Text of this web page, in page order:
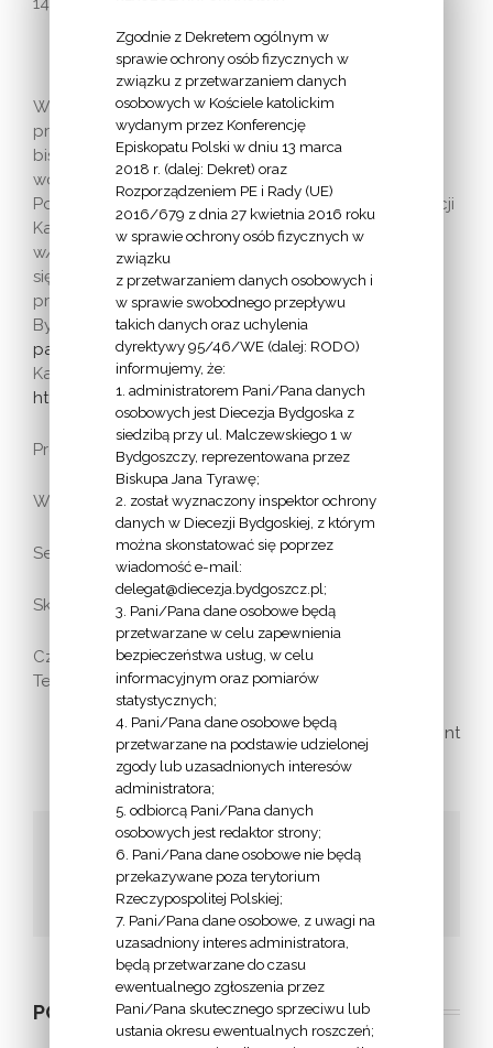
W powyższych POAK Asystentami są księża
proboszczowie mianowani dekretami przez księdza
biskupa. Większość w/w Oddziałów działała już
wcześniej w ramach archidiecezji anieźnieńskiej.
Powoływanie nowych Oddziałów reguluje Statut Akcji
Katolickiej Diecezji Bydgoskiej. Pomocą mogą służyć
w/w POAK, jednak koniecznym jest skontaktowanie
się z księdzem asystentem Krzysztofem Panasiukiem,
proboszczem parafii pw. NMP z Góry Karmel w
Bydgoszczy, np. poprzez pocztę elektroniczną:
panasiuk@wa.onet.pl. Obszerne informacje o Akcji
Katolickiej w Polsce można znaleźć na stronie:
http://www.ak.org.pl
Prezes: Beata Marks
Wiceprezes: Danuta Siewkowska
Sekretarz: Mateusz Witkowski
Skarbnik: Krystyna Drela
Członkowie: Tomasz Latos, Edward Małachowski,
Teresa Misiewicz.
print
Udostępnij to!
FacebookTwitterGoogle+Email
POWIĄZANE POSTY
Zgodnie z Dekretem ogólnym w
sprawie ochrony osób fizycznych w
związku z przetwarzaniem danych
osobowych w Kościele katolickim
wydanym przez Konferencję
Episkopatu Polski w dniu 13 marca
2018 r. (dalej: Dekret) oraz
Rozporządzeniem PE i Rady (UE)
2016/679 z dnia 27 kwietnia 2016 roku
w sprawie ochrony osób fizycznych w
związku
z przetwarzaniem danych osobowych i
w sprawie swobodnego przepływu
takich danych oraz uchylenia
dyrektywy 95/46/WE (dalej: RODO)
informujemy, że:
1. administratorem Pani/Pana danych
osobowych jest Diecezja Bydgoska z
siedzibą przy ul. Malczewskiego 1 w
Bydgoszczy, reprezentowana przez
Biskupa Jana Tyrawę;
2. został wyznaczony inspektor ochrony
danych w Diecezji Bydgoskiej, z którym
można skonstatować się poprzez
wiadomość e-mail:
delegat@diecezja.bydgoszcz.pl;
3. Pani/Pana dane osobowe będą
przetwarzane w celu zapewnienia
bezpieczeństwa usług, w celu
informacyjnym oraz pomiarów
statystycznych;
4. Pani/Pana dane osobowe będą
przetwarzane na podstawie udzielonej
zgody lub uzasadnionych interesów
administratora;
5. odbiorcą Pani/Pana danych
osobowych jest redaktor strony;
6. Pani/Pana dane osobowe nie będą
przekazywane poza terytorium
Rzeczypospolitej Polskiej;
7. Pani/Pana dane osobowe, z uwagi na
uzasadniony interes administratora,
będą przetwarzane do czasu
ewentualnego zgłoszenia przez
Pani/Pana skutecznego sprzeciwu lub
ustania okresu ewentualnych roszczeń;